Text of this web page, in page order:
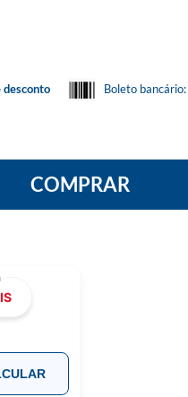
desconto Boleto bancário:
COMPRAR